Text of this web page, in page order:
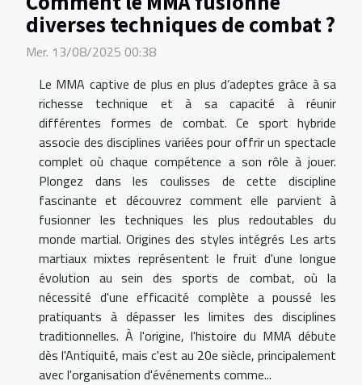
diverses techniques de combat ?
Mer. 13/08/2025 00:38
Le MMA captive de plus en plus d’adeptes grâce à sa
richesse technique et à sa capacité à réunir
différentes formes de combat. Ce sport hybride
associe des disciplines variées pour offrir un spectacle
complet où chaque compétence a son rôle à jouer.
Plongez dans les coulisses de cette discipline
fascinante et découvrez comment elle parvient à
fusionner les techniques les plus redoutables du
monde martial. Origines des styles intégrés Les arts
martiaux mixtes représentent le fruit d'une longue
évolution au sein des sports de combat, où la
nécessité d'une efficacité complète a poussé les
pratiquants à dépasser les limites des disciplines
traditionnelles. À l'origine, l'histoire du MMA débute
dès l'Antiquité, mais c'est au 20e siècle, principalement
avec l'organisation d'événements comme...